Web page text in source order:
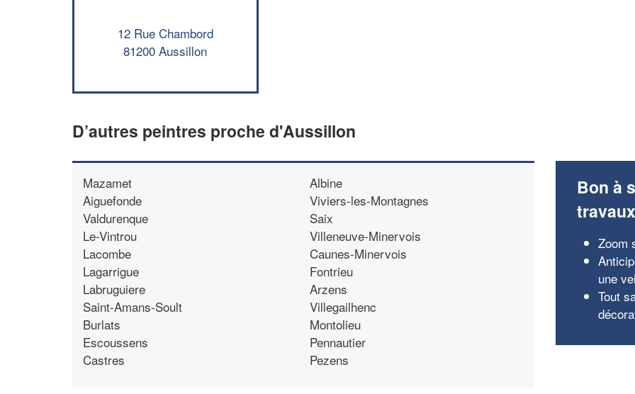
12 Rue Chambord
81200 Aussillon
D’autres peintres proche d'Aussillon
Mazamet
Aiguefonde
Valdurenque
Le-Vintrou
Lacombe
Lagarrigue
Labruguiere
Saint-Amans-Soult
Burlats
Escoussens
Castres
Albine
Viviers-les-Montagnes
Saix
Villeneuve-Minervois
Caunes-Minervois
Fontrieu
Arzens
Villegailhenc
Montolieu
Pennautier
Pezens
Bon à
travaux
Zoom
une
Tout